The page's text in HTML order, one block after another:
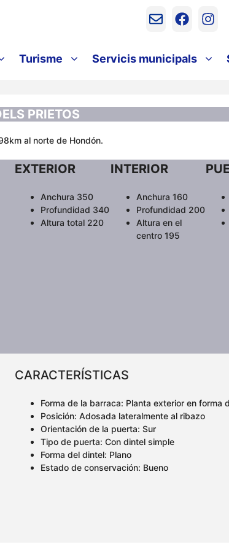
Turisme Servicis municipals
PRIETOS
al norte de Hondón.
EXTERIOR
Anchura 350
Profundidad 340
Altura total 220
INTERIOR
Anchura 160
Profundidad 200
Altura en el
centro 195
CARACTERÍSTICAS
Forma de la barraca: Planta exterior en forma
Posición: Adosada lateralmente al ribazo
Orientación de la puerta: Sur
Tipo de puerta: Con dintel simple
Forma del dintel: Plano
Estado de conservación: Bueno